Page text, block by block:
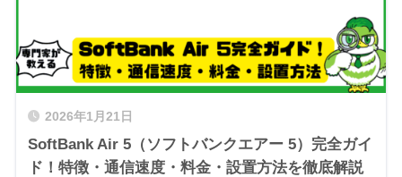
2026年1月21日
SoftBank Air 5（ソフトバンクエアー 5）完全ガイ
ド！特徴・通信速度・料金・設置方法を徹底解説